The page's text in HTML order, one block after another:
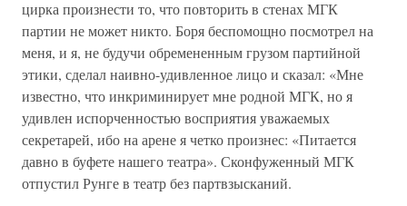
цирка произнести то, что повторить в стенах МГК
партии не может никто. Боря беспомощно посмотрел на
меня, и я, не будучи обремененным грузом партийной
этики, сделал наивно-удивленное лицо и сказал: «Мне
известно, что инкриминирует мне родной МГК, но я
удивлен испорченностью восприятия уважаемых
секретарей, ибо на арене я четко произнес: «Питается
давно в буфете нашего театра». Сконфуженный МГК
отпустил Рунге в театр без партвзысканий.